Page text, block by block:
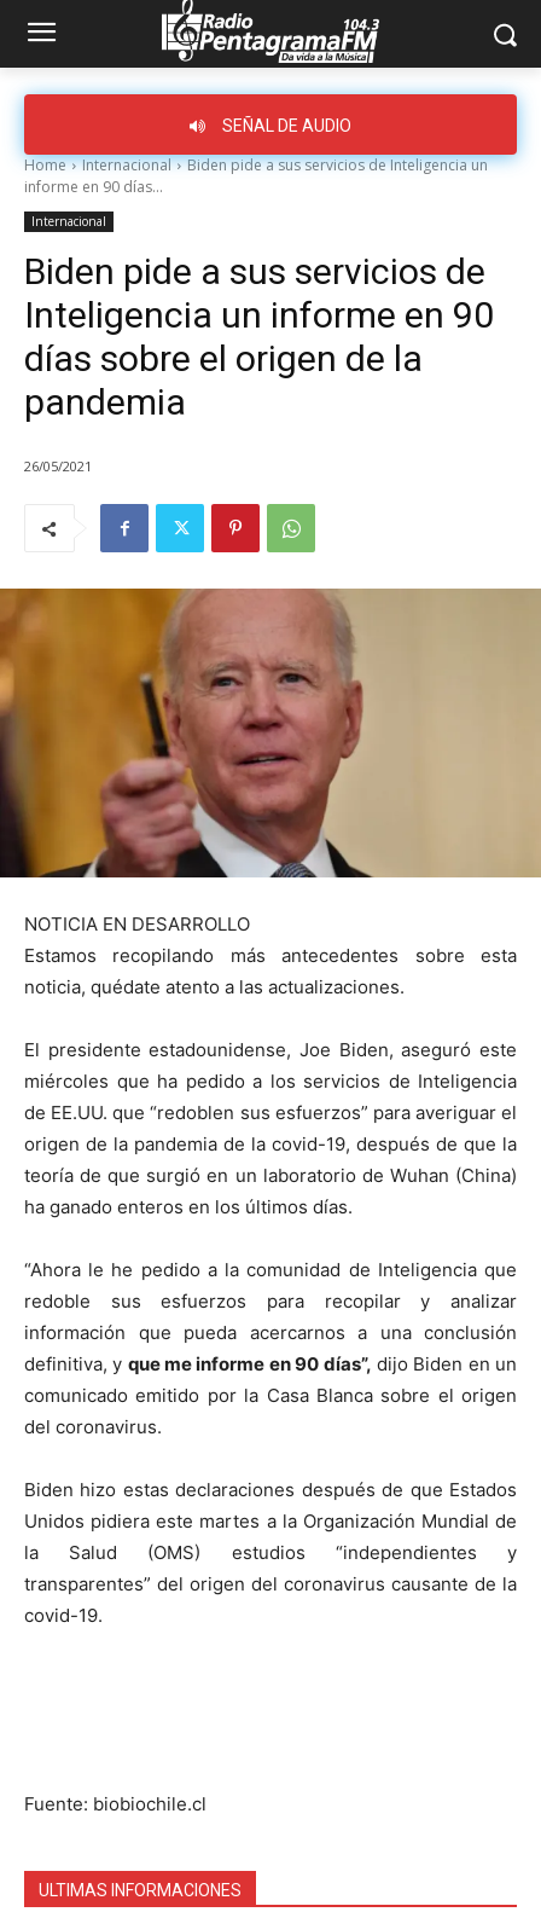
SEÑAL DE AUDIO
Home Internacional
Biden pide a sus servicios de Inteligencia un
informe en 90 días...
Internacional
Biden pide a sus servicios de
Inteligencia un informe en 90
días sobre el origen de la
pandemia
26/05/2021
NOTICIA EN DESARROLLO
Estamos recopilando más antecedentes sobre esta
noticia, quédate atento a las actualizaciones.
El presidente estadounidense, Joe Biden, aseguró este
miércoles que ha pedido a los servicios de Inteligencia
de EE.UU. que “redoblen sus esfuerzos” para averiguar el
origen de la pandemia de la covid-19, después de que la
teoría de que surgió en un laboratorio de Wuhan (China)
ha ganado enteros en los últimos días.
“Ahora le he pedido a la comunidad de Inteligencia que
redoble sus esfuerzos para recopilar y analizar
información que pueda acercarnos a una conclusión
definitiva, y que me informe en 90 días”, dijo Biden en un
comunicado emitido por la Casa Blanca sobre el origen
del coronavirus.
Biden hizo estas declaraciones después de que Estados
Unidos pidiera este martes a la Organización Mundial de
la Salud (OMS) estudios “independientes y
transparentes” del origen del coronavirus causante de la
covid-19.
Fuente: biobiochile.cl
ULTIMAS INFORMACIONES